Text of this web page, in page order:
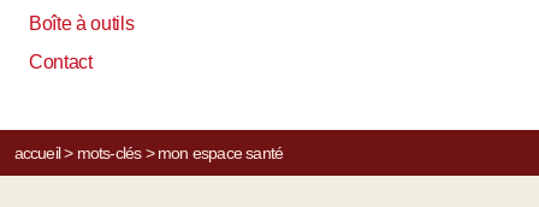
Boîte à outils
Contact
accueil> mots-clés> mon espace santé